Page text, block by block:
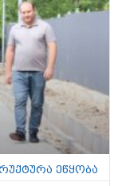
ეწყობა